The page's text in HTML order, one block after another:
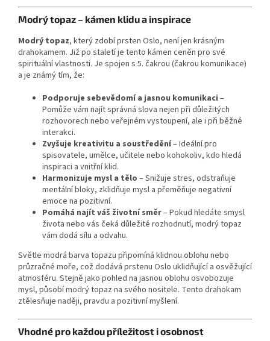
Modrý topaz – kámen klidu a inspirace
Modrý topaz, který zdobí prsten Oslo, není jen krásným
drahokamem. Již po staletí je tento kámen ceněn pro své
spirituální vlastnosti. Je spojen s 5. čakrou (čakrou komunikace)
a je známý tím, že:
Podporuje sebevědomí a jasnou komunikaci –
Pomůže vám najít správná slova nejen při důležitých
rozhovorech nebo veřejném vystoupení, ale i při běžné
interakci.
Zvyšuje kreativitu a soustředění– Ideální pro
spisovatele, umělce, učitele nebo kohokoliv, kdo hledá
inspiraci a vnitřní klid.
Harmonizuje mysl a tělo – Snižuje stres, odstraňuje
mentální bloky, zklidňuje mysl a přeměňuje negativní
emoce na pozitivní.
Pomáhá najít váš životní směr– Pokud hledáte smysl
života nebo vás čeká důležité rozhodnutí, modrý topaz
vám dodá sílu a odvahu.
Světle modrá barva topazu připomíná klidnou oblohu nebo
průzračné moře, což dodává prstenu Oslo uklidňující a osvěžující
atmosféru. Stejně jako pohled na jasnou oblohu osvobozuje
mysl, působí modrý topaz na svého nositele. Tento drahokam
ztělesňuje naději, pravdu a pozitivní myšlení.
Vhodné pro každou příležitost i osobnost